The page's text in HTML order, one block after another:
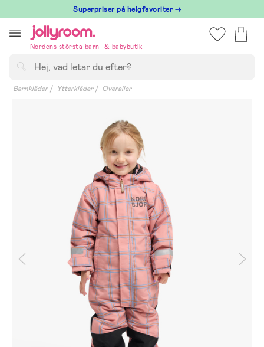
till
innehållet
Superpriser på helgfavoriter →
Nordens största barn- & babybutik
Barnkläder Ytterkläder Overaller